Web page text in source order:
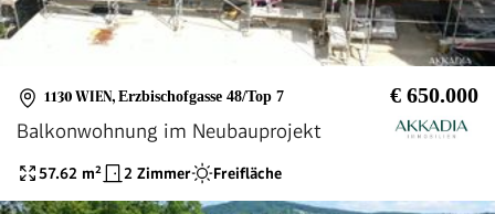
1130 WIEN, Erzbischofgasse 48/Top 7 € 650.000
Balkonwohnung im Neubauprojekt
57.62 m² 2 Zimmer Freifläche